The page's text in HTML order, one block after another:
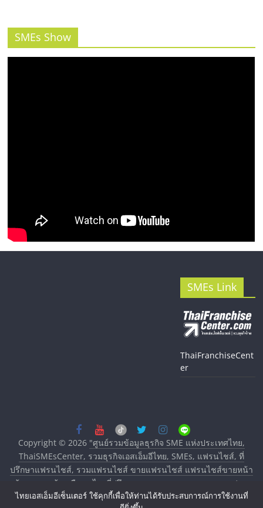
SMEs Show
SMEs Link
ThaiFranchiseCent
er
Copyright © 2026 "ศูนย์รวมข้อมูลธุรกิจ SME แห่งประเทศไทย,
ThaiSMEsCenter, รวมธุรกิจเอสเอ็มอีไทย, SMEs, แฟรนไชส์, ที่
ปรึกษาแฟรนไชส์, รวมแฟรนไชส์ ขายแฟรนไชส์ แฟรนไชส์ขายหน้า
บ้าน ลงทุนน้อย คืนทุนไว, ที่ปรึกษาการลงทุนและขยายสาขาแฟรน
ไชส์, ศูนย์รวมแฟรนไชส์ พร้อมทำเลสำหรับเปิดร้าน ปรึกษาฟรี,
ไทยเอสเอ็มอีเซ็นเตอร์ ใช้คุกกี้เพื่อให้ท่านได้รับประสบการณ์การใช้งานที่